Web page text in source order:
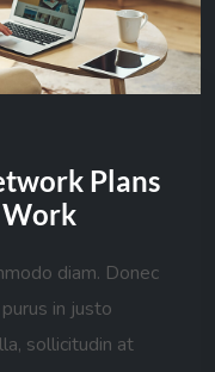
Plans
Work
diam. Donec
in justo
sollicitudin at